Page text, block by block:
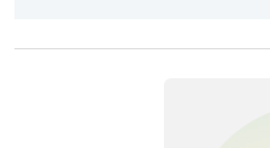
9월 9일(금) - 수상자 발표일 : 10.25.(화) 홈페이지 및 소년조선일보 신문 공고 예정